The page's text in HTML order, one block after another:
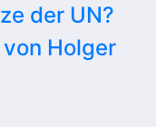
der UN?
Holger